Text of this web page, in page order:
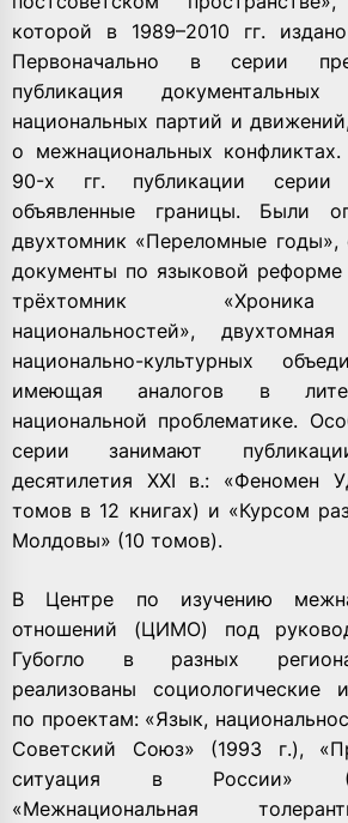
которой в 1989–2010 гг.
Первоначально в серии
публикация документальных
национальных партий и
о межнациональных
90-х гг. публикации
объявленные границы. Были
двухтомник «Переломные
документы по языковой реформе
трёхтомник
национальностей»,
национально-культурных
имеющая аналогов в
национальной проблематике.
серии занимают
десятилетия XXI в.: «Феномен
томов в 12 книгах) и «Курсом
Молдовы» (10 томов).
В Центре по изучению
отношений (ЦИМО) под
Губогло в разных
реализованы социологические
по проектам: «Язык,
Советский Союз» (1993 г.),
ситуация в России»
«Межнациональная